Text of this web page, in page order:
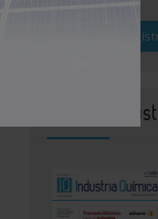
Revista